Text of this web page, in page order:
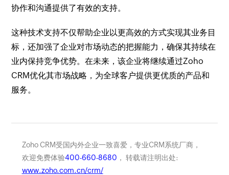
协作和沟通提供了有效的支持。
这种技术支持不仅帮助企业以更高效的方式实现其业务目
标，还加强了企业对市场动态的把握能力，确保其持续在
业内保持竞争优势。在未来，该企业将继续通过Zoho
CRM优化其市场战略，为全球客户提供更优质的产品和
服务。
Zoho CRM受国内外企业一致喜爱，专业CRM系统厂商，
欢迎免费体验400-660-8680 ， 转载请注明出处:
www.zoho.com.cn/crm/